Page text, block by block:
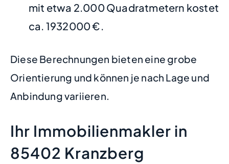
mit etwa 2.000 Quadratmetern kostet
ca. 1932000 €.
Diese Berechnungen bieten eine grobe
Orientierung und können je nach Lage und
Anbindung variieren.
Ihr Immobilienmakler in
85402 Kranzberg